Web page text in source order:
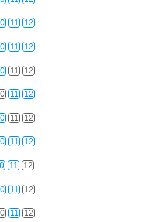
11 12
11 12
11 12
11 12
11 12
11 12
11 12
11 12
11 12